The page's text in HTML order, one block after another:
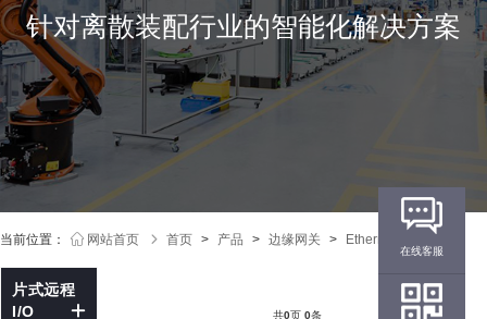
针对离散装配行业的智能化解决方案
当前位置： 网站首页 首页 > 产品 > 边缘网关 > Ethernet HUB
片式远程
I/O
共0页 0条
在线客服